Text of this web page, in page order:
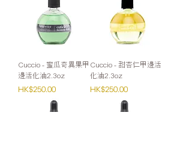
Cuccio - 蜜瓜奇異果甲
邊活化油2.3oz
價格
HK$250.00
Cuccio - 甜杏仁甲邊活
化油2.3oz
價格
HK$250.00